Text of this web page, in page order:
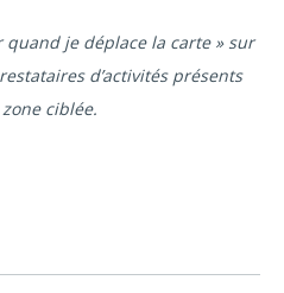
quand je déplace la carte » sur
d’activités présents
ciblée.